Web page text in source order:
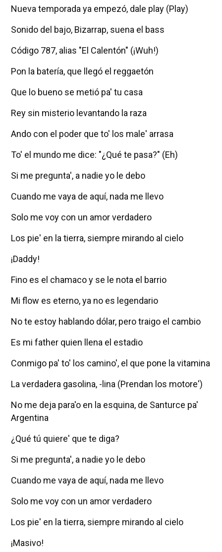
Nueva temporada ya empezó, dale play (Play)
Sonido del bajo, Bizarrap, suena el bass
Código 787, alias "El Calentón" (¡Wuh!)
Pon la batería, que llegó el reggaetón
Que lo bueno se metió pa' tu casa
Rey sin misterio levantando la raza
Ando con el poder que to' los male' arrasa
To' el mundo me dice: "¿Qué te pasa?" (Eh)
Si me pregunta', a nadie yo le debo
Cuando me vaya de aquí, nada me llevo
Solo me voy con un amor verdadero
Los pie' en la tierra, siempre mirando al cielo
¡Daddy!
Fino es el chamaco y se le nota el barrio
Mi flow es eterno, ya no es legendario
No te estoy hablando dólar, pero traigo el cambio
Es mi father quien llena el estadio
Conmigo pa' to' los camino', el que pone la vitamina
La verdadera gasolina, -lina (Prendan los motore')
No me deja para'o en la esquina, de Santurce pa'
Argentina
¿Qué tú quiere' que te diga?
Si me pregunta', a nadie yo le debo
Cuando me vaya de aquí, nada me llevo
Solo me voy con un amor verdadero
Los pie' en la tierra, siempre mirando al cielo
¡Masivo!